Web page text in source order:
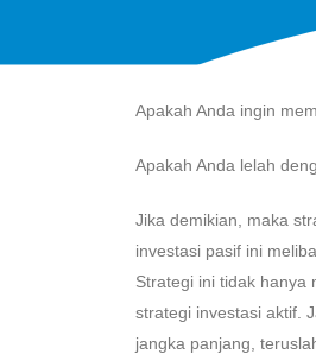
Apakah Anda ingin
Apakah Anda lelah
Jika demikian, maka
investasi pasif ini
Strategi ini tidak hanya
strategi investasi aktif.
jangka panjang,